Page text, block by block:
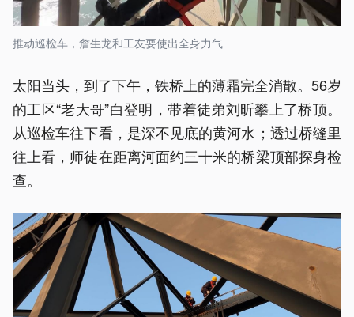
推动巡检车，詹生龙和工友要使出全身力气
太阳当头，到了下午，铁桥上的薄霜完全消散。56岁
的工区“老大哥”白登明，带着徒弟刘昕攀上了桥顶。
从巡检车往下看，是深不见底的黄河水；透过桥缝里
往上看，师徒在距离河面约三十米的桥梁顶部探身检
查。